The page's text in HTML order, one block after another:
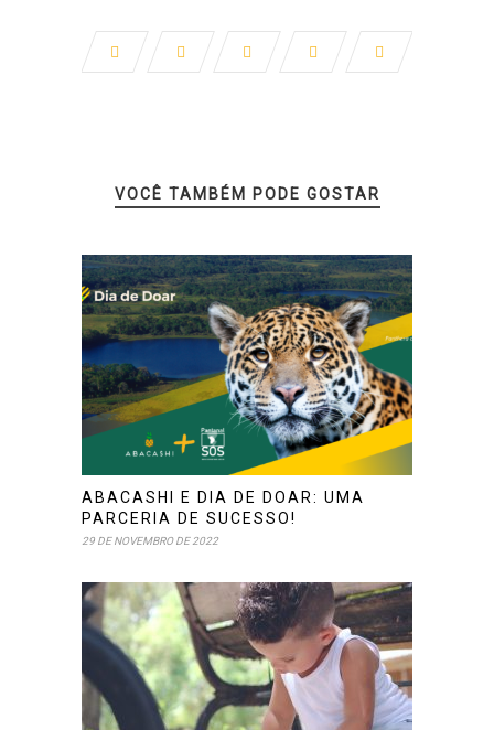
VOCÊ TAMBÉM PODE GOSTAR
ABACASHI E DIA DE DOAR: UMA
PARCERIA DE SUCESSO!
29 DE NOVEMBRO DE 2022